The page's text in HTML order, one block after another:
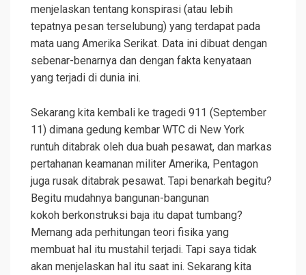
menjelaskan tentang konspirasi (atau lebih
tepatnya pesan terselubung) yang terdapat pada
mata uang Amerika Serikat. Data ini dibuat dengan
sebenar-benarnya dan dengan fakta kenyataan
yang terjadi di dunia ini.
Sekarang kita kembali ke tragedi 911 (September
11) dimana gedung kembar WTC di New York
runtuh ditabrak oleh dua buah pesawat, dan markas
pertahanan keamanan militer Amerika, Pentagon
juga rusak ditabrak pesawat. Tapi benarkah begitu?
Begitu mudahnya bangunan-bangunan
kokoh berkonstruksi baja itu dapat tumbang?
Memang ada perhitungan teori fisika yang
membuat hal itu mustahil terjadi. Tapi saya tidak
akan menjelaskan hal itu saat ini. Sekarang kita